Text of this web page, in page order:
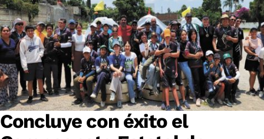
Concluye con éxito el